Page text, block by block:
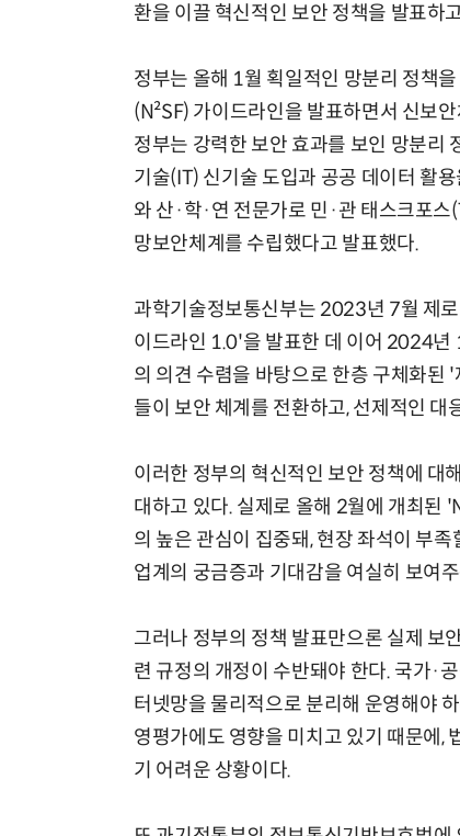
환을 이끌 혁신적인 보안 정책을 발표하
정부는 올해 1월 획일적인 망분리 정책
(N²SF) 가이드라인을 발표하면서 신보
정부는 강력한 보안 효과를 보인 망분리
기술(IT) 신기술 도입과 공공 데이터 활
와 산·학·연 전문가로 민·관 태스크포
망보안체계를 수립했다고 발표했다.
과학기술정보통신부는 2023년 7월 제
이드라인 1.0'을 발표한 데 이어 2024년
의 의견 수렴을 바탕으로 한층 구체화된
들이 보안 체계를 전환하고, 선제적인 대
이러한 정부의 혁신적인 보안 정책에 대
대하고 있다. 실제로 올해 2월에 개최된
의 높은 관심이 집중돼, 현장 좌석이 부
업계의 궁금증과 기대감을 여실히 보여
그러나 정부의 정책 발표만으론 실제 보
련 규정의 개정이 수반돼야 한다. 국가·
터넷망을 물리적으로 분리해 운영해야
영평가에도 영향을 미치고 있기 때문에,
기 어려운 상황이다.